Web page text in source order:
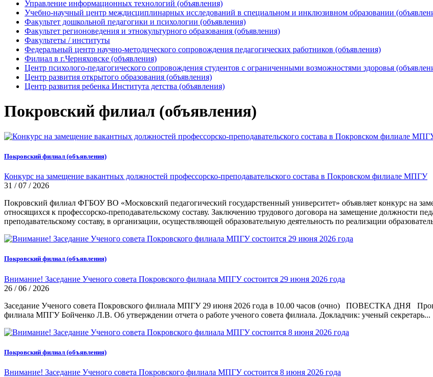
Управление информационных технологий (объявления)
Учебно-научный центр междисциплинарных исследований в специальном и инклюзивном образовании
Факультет дошкольной педагогики и психологии (объявления)
Факультет регионоведения и этнокультурного образования (объявления)
Факультеты / институты
Федеральный центр научно-методического сопровождения педагогических работников (объявления)
Филиал в г.Черняховске (объявления)
Центр психолого-педагогического сопровождения студентов с ограниченными возможностями здоровья
Центр развития открытого образования (объявления)
Центр развития ребенка Института детства (объявления)
Покровский филиал (объявления)
Покровский филиал (объявления)
Конкурс на замещение вакантных должностей профессорско-преподавательского состава в Покровском филиале МПГУ
31 / 07 / 2026
Покровский филиал ФГБОУ ВО «Московский педагогический государственный университет» объявляет конкурс на
относящихся к профессорско-преподавательскому составу. Заключению трудового договора на замещение должности
преподавательскому составу, в организации, осуществляющей образовательную деятельность по реализации
Покровский филиал (объявления)
Внимание! Заседание Ученого совета Покровского филиала МПГУ состоится 29 июня 2026 года
26 / 06 / 2026
Заседание Ученого совета Покровского филиала МПГУ 29 июня 2026 года в 10.00 часов (очно) ПОВЕСТКА ДНЯ
филиала МПГУ Бойченко Л.В. Об утверждении отчета о работе ученого совета филиала. Докладчик: ученый секретарь...
Покровский филиал (объявления)
Внимание! Заседание Ученого совета Покровского филиала МПГУ состоится 8 июня 2026 года